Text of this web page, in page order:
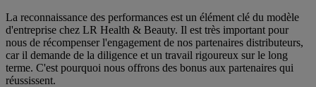
La reconnaissance des performances est un élément clé du modèle
d'entreprise chez LR Health & Beauty. Il est très important pour
nous de récompenser l'engagement de nos partenaires distributeurs,
car il demande de la diligence et un travail rigoureux sur le long
terme. C'est pourquoi nous offrons des bonus aux partenaires qui
réussissent.